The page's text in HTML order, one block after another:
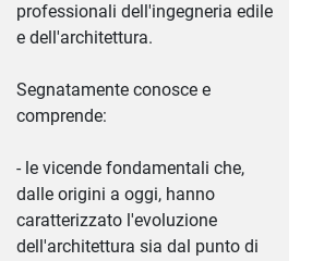
professionali dell'ingegneria edile
e dell'architettura.
Segnatamente conosce e
comprende:
- le vicende fondamentali che,
dalle origini a oggi, hanno
caratterizzato l'evoluzione
dell'architettura sia dal punto di